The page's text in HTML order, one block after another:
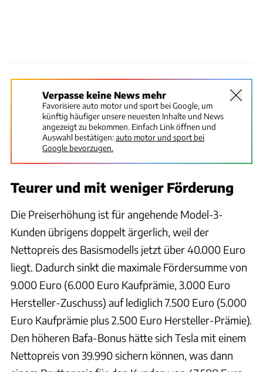
Verpasse keine News mehr
Favorisiere auto motor und sport bei Google, um
künftig häufiger unsere neuesten Inhalte und News
angezeigt zu bekommen. Einfach Link öffnen und
Auswahl bestätigen:auto motor und sport bei
Google bevorzugen.
Teurer und mit weniger Förderung
Die Preiserhöhung ist für angehende Model-3-
Kunden übrigens doppelt ärgerlich, weil der
Nettopreis des Basismodells jetzt über 40.000 Euro
liegt. Dadurch sinkt die maximale Fördersumme von
9.000 Euro (6.000 Euro Kaufprämie, 3.000 Euro
Hersteller-Zuschuss) auf lediglich 7.500 Euro (5.000
Euro Kaufprämie plus 2.500 Euro Hersteller-Prämie).
Den höheren Bafa-Bonus hätte sich Tesla mit einem
Nettopreis von 39.990 sichern können, was dann